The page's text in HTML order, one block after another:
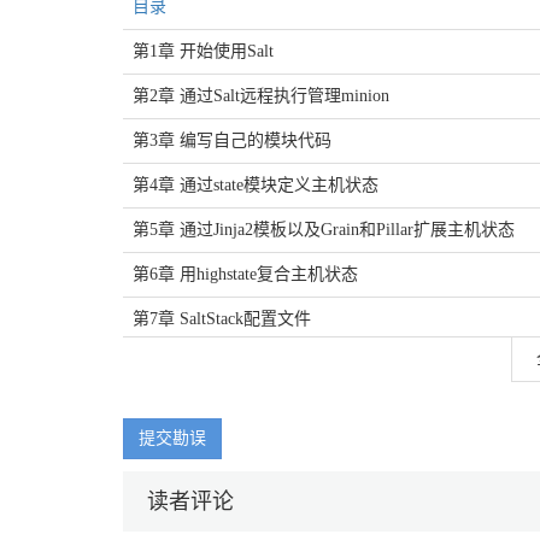
目录
第1章 开始使用Salt
第2章 通过Salt远程执行管理minion
第3章 编写自己的模块代码
第4章 通过state模块定义主机状态
第5章 通过Jinja2模板以及Grain和Pillar扩展主机状态
第6章 用highstate复合主机状态
第7章 SaltStack配置文件
提交勘误
读者评论